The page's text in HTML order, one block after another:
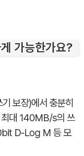
가능한가요?
보장)에서 충분히
대 140MB/s의 쓰
D-Log M 등 모